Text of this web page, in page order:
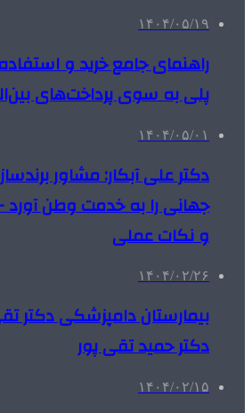
۱۴۰۴/۰۵/۱۹
راهنمای جامع خرید و
پلی به سوی پرداخت‌های
۱۴۰۴/۰۵/۰۱
دکتر علی آبکار: مشاور
جهانی را به خدمت وطن
و نکات عملی
۱۴۰۴/۰۲/۲۶
بیمارستان دامپزشکی دکتر
دکتر حمید تقی پور
۱۴۰۴/۰۲/۱۵